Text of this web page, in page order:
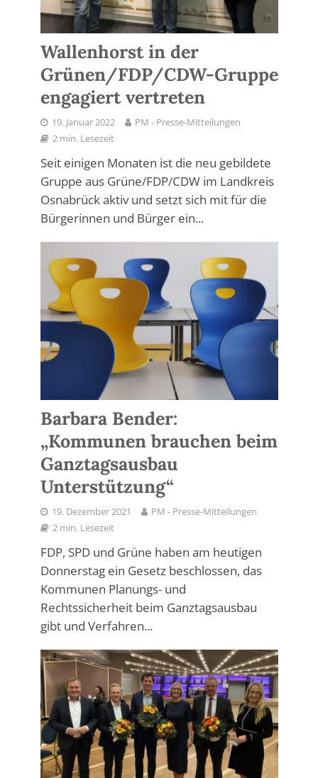
Wallenhorst in der
Grünen/FDP/CDW-Gruppe
engagiert vertreten
19. Januar 2022
PM - Presse-Mitteilungen
2 min. Lesezeit
Seit einigen Monaten ist die neu gebildete
Gruppe aus Grüne/FDP/CDW im Landkreis
Osnabrück aktiv und setzt sich mit für die
Bürgerinnen und Bürger ein...
Barbara Bender:
„Kommunen brauchen beim
Ganztagsausbau
Unterstützung“
19. Dezember 2021
PM - Presse-Mitteilungen
2 min. Lesezeit
FDP, SPD und Grüne haben am heutigen
Donnerstag ein Gesetz beschlossen, das
Kommunen Planungs- und
Rechtssicherheit beim Ganztagsausbau
gibt und Verfahren...